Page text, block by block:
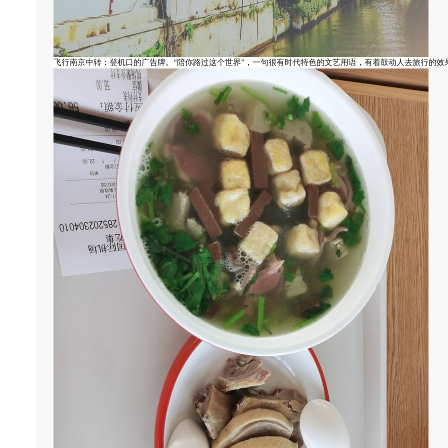
飞行南京中转：登机口的广告牌。“陪你路过这个世界”，一句很有时代特色的文艺用语，有着鼓动人去旅行的效